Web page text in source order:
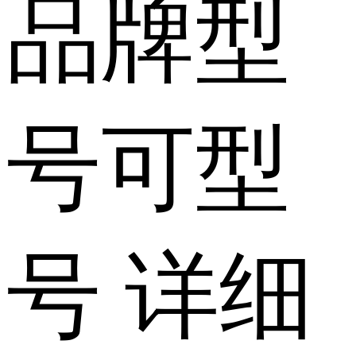
品牌型
号可型
号 详细